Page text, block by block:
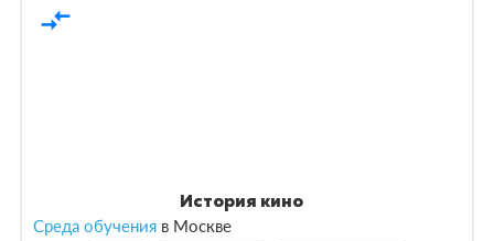
compare_arrows
История кино
Среда обучения в Москве